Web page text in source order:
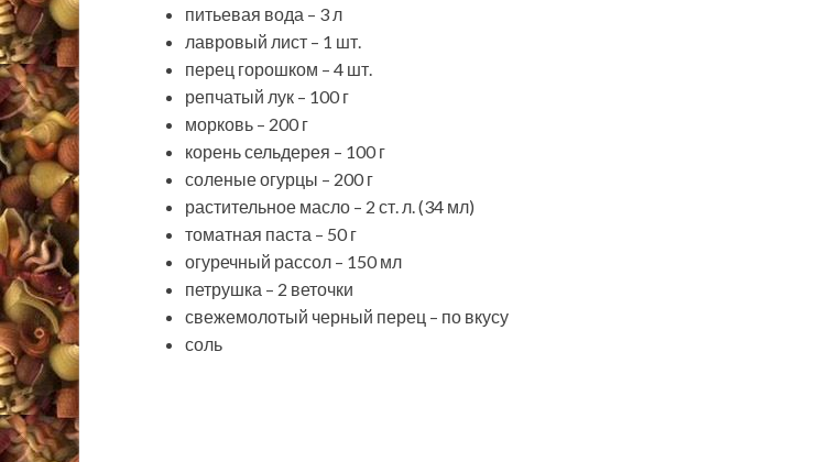
питьевая вода – 3 л
лавровый лист – 1 шт.
перец горошком – 4 шт.
репчатый лук – 100 г
морковь – 200 г
корень сельдерея – 100 г
соленые огурцы – 200 г
растительное масло – 2 ст. л. (34 мл)
томатная паста – 50 г
огуречный рассол – 150 мл
петрушка – 2 веточки
свежемолотый черный перец – по вкусу
соль